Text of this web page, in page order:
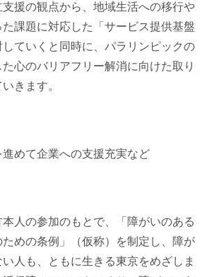
支援の観点から、地域生活への移行や
課題に対応した「サービス提供基盤
ていくと同時に、パラリンピックの
心のバリアフリー解消に向けた取り
きます。
進めて企業への支援充実など
人の参加のもとで、「障がいのある
ための条例」（仮称）を制定し、障が
人も、ともに生きる東京をめざしま